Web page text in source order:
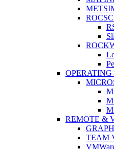
REMOTE &
TEAM